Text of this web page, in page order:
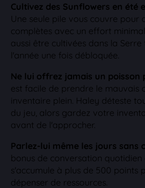
Cultivez des Sunflowers en été
Une seule pile vous couvre pour
complètes avec un effort
aussi être cultivées dans la
l'année une fois débloquée.
Ne lui offrez jamais un poisson
est facile de prendre le mauvais
inventaire plein. Haley déteste
du jeu, alors gardez votre
avant de l'approcher.
Parlez-lui même les jours sans
bonus de conversation quotidien
s'accumule à plus de 500 points
dépenser de ressources.